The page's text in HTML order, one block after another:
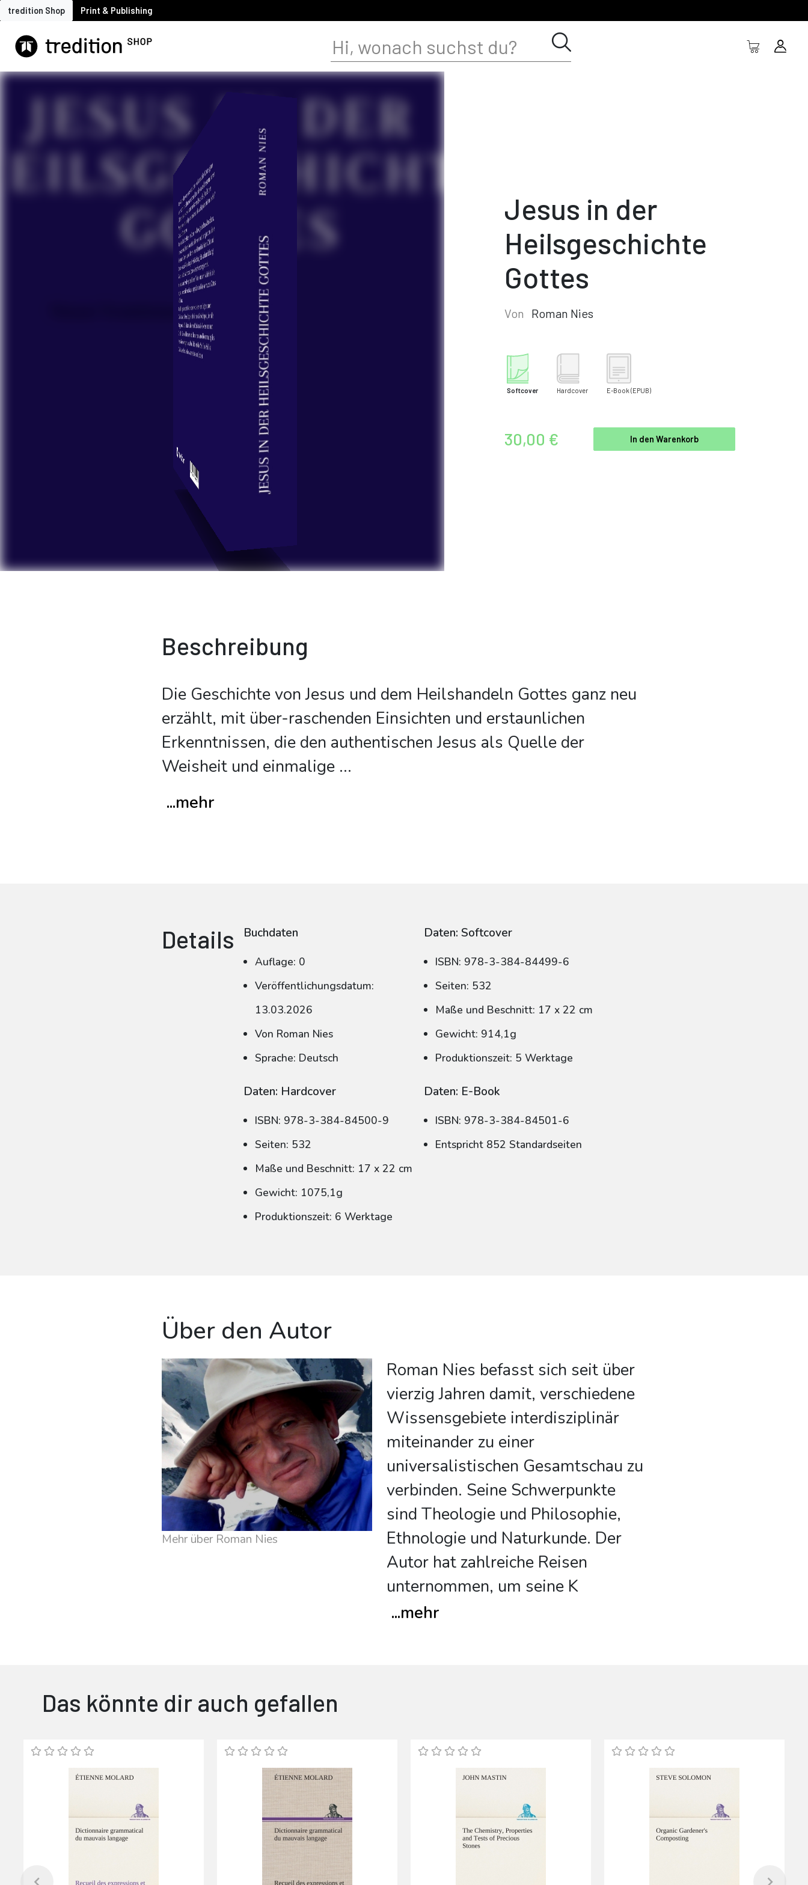
tredition Shop Print & Publishing
Jesus in der
Heilsgeschichte
Gottes
Von Roman Nies
Softcover Hardcover E-Book (EPUB)
30,00 € In den Warenkorb
Beschreibung
Die Geschichte von Jesus und dem Heilshandeln Gottes ganz neu
erzählt, mit über-raschenden Einsichten und erstaunlichen
Erkenntnissen, die den authentischen Jesus als Quelle der
Weisheit und einmalige...
...mehr
Details Buchdaten
Auflage: 0
Veröffentlichungsdatum:
13.03.2026
Von Roman Nies
Sprache: Deutsch
Daten: Softcover
ISBN: 978-3-384-84499-6
Seiten: 532
Maße und Beschnitt: 17 x 22 cm
Gewicht: 914,1g
Produktionszeit: 5 Werktage
Daten: Hardcover
ISBN: 978-3-384-84500-9
Seiten: 532
Maße und Beschnitt: 17 x 22 cm
Gewicht: 1075,1g
Produktionszeit: 6 Werktage
Daten: E-Book
ISBN: 978-3-384-84501-6
Entspricht 852 Standardseiten
Über den Autor
Mehr über Roman Nies
Roman Nies befasst sich seit über
vierzig Jahren damit, verschiedene
Wissensgebiete interdisziplinär
miteinander zu einer
universalistischen Gesamtschau zu
verbinden. Seine Schwerpunkte
sind Theologie und Philosophie,
Ethnologie und Naturkunde. Der
Autor hat zahlreiche Reisen
unternommen, um seine K
...mehr
Das könnte dir auch gefallen